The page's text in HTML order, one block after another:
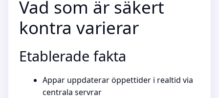
Vad som är säkert
kontra varierar
Etablerade fakta
Appar uppdaterar öppettider i realtid via
centrala servrar